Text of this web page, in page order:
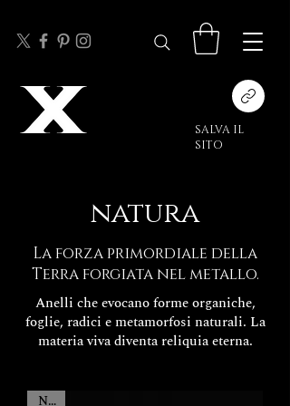
SALVA IL
SITO
natura
La forza primordiale della
Terra forgiata nel metallo.
Anelli che evocano forme organiche,
foglie, radici e metamorfosi naturali. La
materia viva diventa reliquia eterna.
New